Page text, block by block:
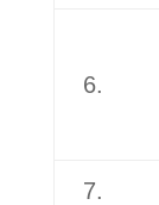
6.
7.